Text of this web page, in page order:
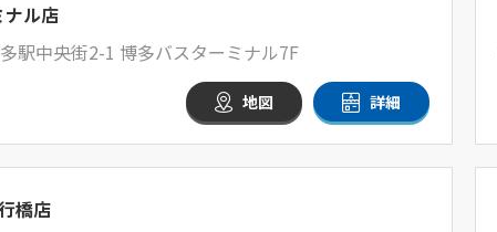
ル店
駅中央街2-1 博多バスターミナル7F
地図 詳細
橋店